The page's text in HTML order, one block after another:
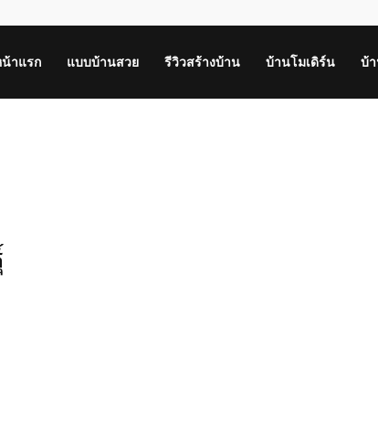
าแรก แบบบ้านสวย รีวิวสร้างบ้าน บ้านโมเดิร์น บ้